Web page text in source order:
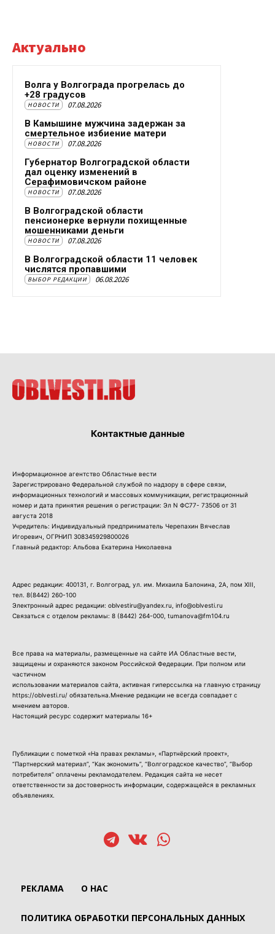
Актуально
Волга у Волгограда прогрелась до
+28 градусов
НОВОСТИ 07.08.2026
В Камышине мужчина задержан за
смертельное избиение матери
НОВОСТИ 07.08.2026
Губернатор Волгоградской области
дал оценку изменений в
Серафимовичском районе
НОВОСТИ 07.08.2026
В Волгоградской области
пенсионерке вернули похищенные
мошенниками деньги
НОВОСТИ 07.08.2026
В Волгоградской области 11 человек
числятся пропавшими
ВЫБОР РЕДАКЦИИ 06.08.2026
Контактные данные
Информационное агентство Областные вести
Зарегистрировано Федеральной службой по надзору в сфере связи,
информационных технологий и массовых коммуникации, регистрационный
номер и дата принятия решения о регистрации: Эл N ФС77- 73506 от 31
августа 2018
Учредитель: Индивидуальный предприниматель Черепахин Вячеслав
Игоревич, ОГРНИП 308345929800026
Главный редактор: Альбова Екатерина Николаевна
Адрес редакции: 400131, г. Волгоград, ул. им. Михаила Балонина, 2А, пом XIII,
тел. 8(8442) 260-100
Электронный адрес редакции: oblvestiru@yandex.ru, info@oblvesti.ru
Связаться с отделом рекламы: 8 (8442) 264-000 , tumanova@fm104.ru
Все права на материалы, размещенные на сайте ИА Областные вести,
защищены и охраняются законом Российской Федерации. При полном или
частичном
использовании материалов сайта, активная гиперссылка на главную страницу
https://oblvesti.ru/ обязательна.Мнение редакции не всегда совпадает с
мнением авторов.
Настоящий ресурс содержит материалы 16+
Публикации с пометкой «На правах рекламы», «Партнёрский проект»,
“Партнерский материал”, “Как экономить”, “Волгоградское качество”, “Выбор
потребителя” оплачены рекламодателем. Редакция сайта не несет
ответственности за достоверность информации, содержащейся в рекламных
объявлениях.
РЕКЛАМА О НАС
ПОЛИТИКА ОБРАБОТКИ ПЕРСОНАЛЬНЫХ ДАННЫХ